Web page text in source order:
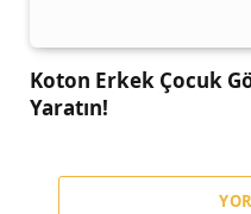
Koton Erkek Çocuk
Yaratın!